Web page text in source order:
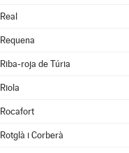
Real
Requena
Riba-roja de Túria
Riola
Rocafort
Rotglà i Corberà